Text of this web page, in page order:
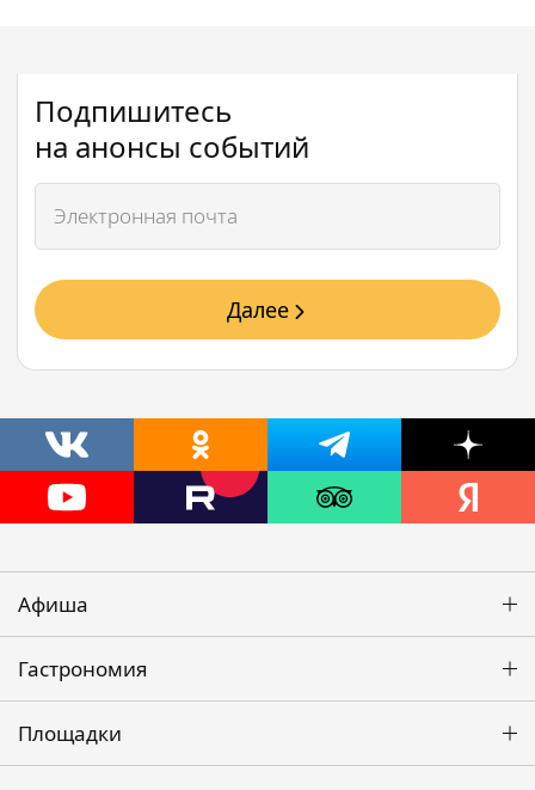
Подпишитесь
на анонсы событий
Далее
Афиша
Гастрономия
Площадки